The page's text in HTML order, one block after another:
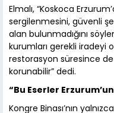
Elmalı, “Koskoca
sergilenmesini, güvenli
alan bulunmadığını
kurumları gerekli iradeyi
restorasyon süresince de
korunabilir” dedi.
“Bu Eserler Erzurum’un
Kongre Binası’nın